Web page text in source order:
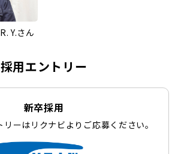
Y.さん
採用エントリー
新卒採用
ーはリクナビよりご応募ください。